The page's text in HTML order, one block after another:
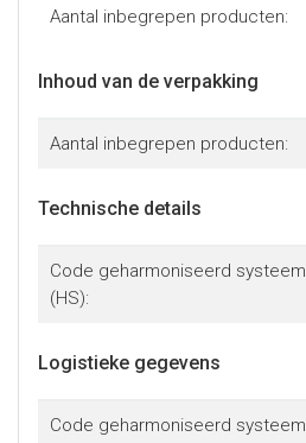
Aantal inbegrepen producten:
Inhoud van de verpakking
Aantal inbegrepen producten:
Technische details
Code geharmoniseerd systeem
(HS):
Logistieke gegevens
Code geharmoniseerd systeem